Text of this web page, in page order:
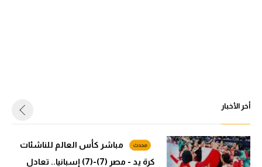
أخر الأخبار
مباشر كأس العالم للناشئات
كرة يد - مصر (7)-(7) إسبانيا.. تعادل